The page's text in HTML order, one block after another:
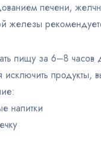
печени,
железы
пищу за 6–8 часов
продукты,
напитки